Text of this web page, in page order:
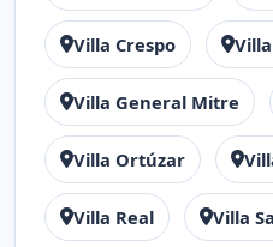
Villa Crespo
Villa General Mitre
Villa Ortúzar
Villa Real Villa